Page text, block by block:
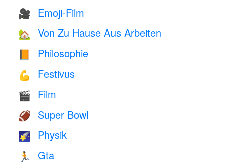
🎥 Emoji-Film
🏡 Von Zu Hause Aus Arbeiten
📙 Philosophie
💪 Festivus
🎬 Film
🏈 Super Bowl
🌠 Physik
🏃 Gta